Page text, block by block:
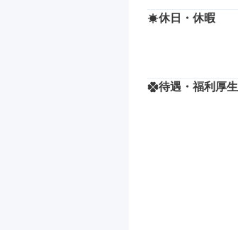
休日・休暇
待遇・福利厚生